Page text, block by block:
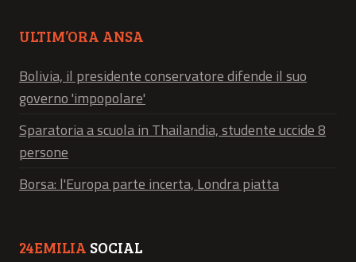
ULTIM’ORA ANSA
Bolivia, il presidente conservatore difende il suo
governo 'impopolare'
Sparatoria a scuola in Thailandia, studente uccide 8
persone
Borsa: l'Europa parte incerta, Londra piatta
24EMILIA SOCIAL